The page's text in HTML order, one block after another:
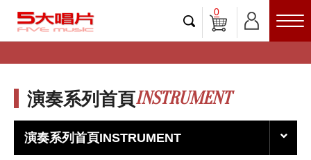
0
演奏系列首頁INSTRUMENT
演奏系列首頁INSTRUMENT